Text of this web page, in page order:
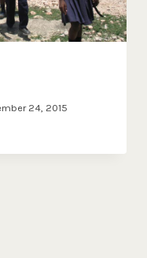
24, 2015